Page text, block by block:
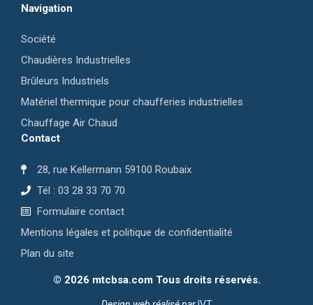
Navigation
Société
Chaudières Industrielles
Brûleurs Industriels
Matériel thermique pour chaufferies industrielles
Chauffage Air Chaud
Contact
28, rue Kellermann 59100 Roubaix
Tél : 03 28 33 70 70
Formulaire contact
Mentions légales et politique de confidentialité
Plan du site
© 2026 mtcbsa.com Tous droits réservés.